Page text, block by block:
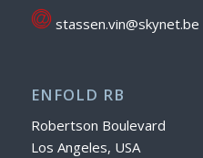
stassen.vin@skynet.be
ENFOLD RB
Robertson Boulevard
Los Angeles, USA